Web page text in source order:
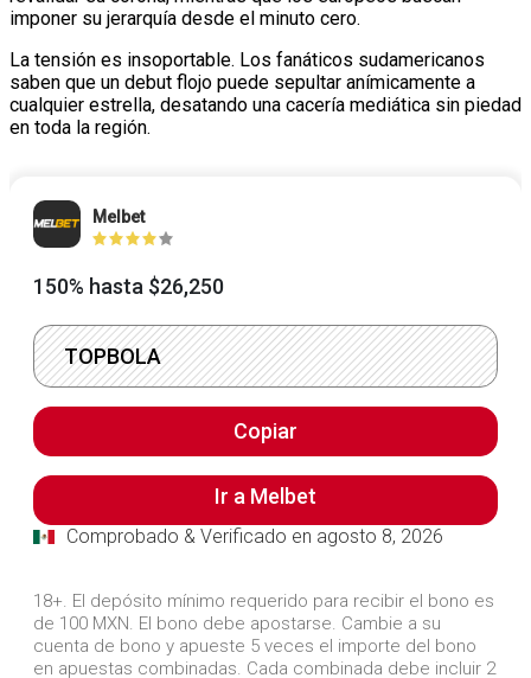
imponer su jerarquía desde el minuto cero.
La tensión es insoportable. Los fanáticos sudamericanos
saben que un debut flojo puede sepultar anímicamente a
cualquier estrella, desatando una cacería mediática sin piedad
en toda la región.